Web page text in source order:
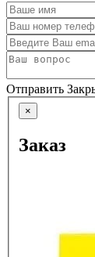
Отправить
×
Заказ